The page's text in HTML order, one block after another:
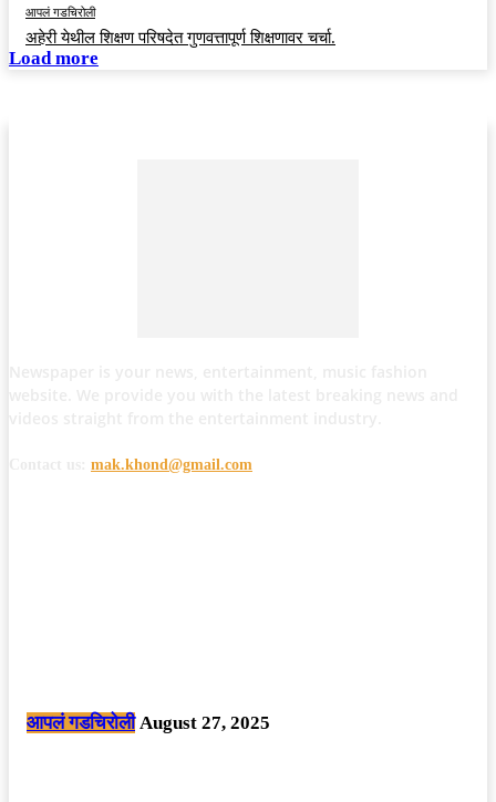
आपलं गडचिरोली
अहेरी येथील शिक्षण परिषदेत गुणवत्तापूर्ण शिक्षणावर चर्चा.
Load more
mak.khond@gmail.com
आपलं गडचिरोली August 27, 2025